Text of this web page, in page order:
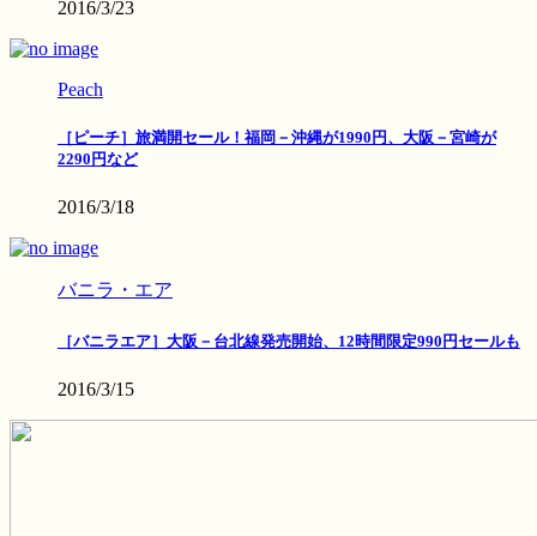
2016/3/23
Peach
［ピーチ］旅満開セール！福岡－沖縄が1990円、大阪－宮崎が
2290円など
2016/3/18
バニラ・エア
［バニラエア］大阪－台北線発売開始、12時間限定990円セールも
2016/3/15